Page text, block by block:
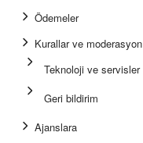
Ödemeler
Kurallar ve moderasyon
Teknoloji ve servisler
Geri bildirim
Ajanslara